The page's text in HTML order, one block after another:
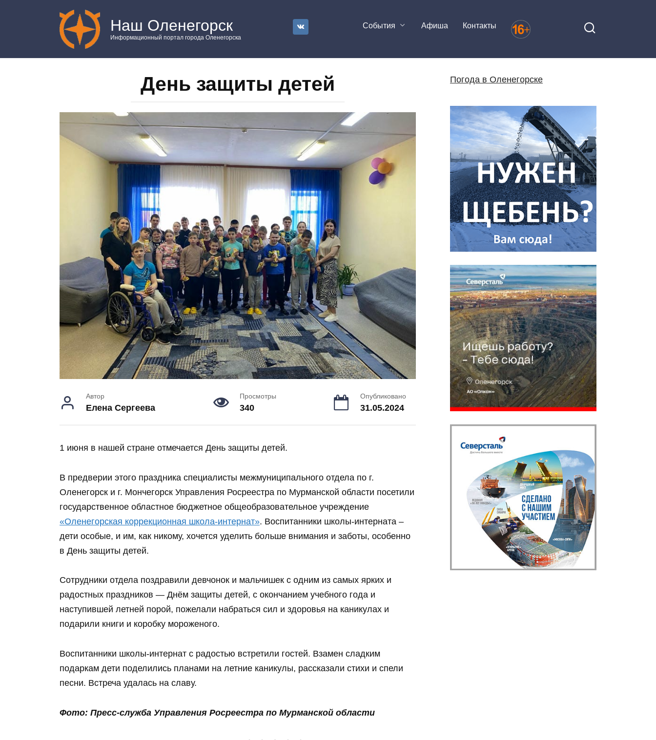
Наш Оленегорск
Информационный портал города Оленегорска
События Афиша Контакты
День защиты детей
Автор
Елена Сергеева
Просмотры
340
Опубликовано
31.05.2024
1 июня в нашей стране отмечается День защиты детей.
В предверии этого праздника специалисты межмуниципального отдела по г.
Оленегорск и г. Мончегорск Управления Росреестра по Мурманской области посетили
государственное областное бюджетное общеобразовательное учреждение
«Оленегорская коррекционная школа-интернат». Воспитанники школы-интерната –
дети особые, и им, как никому, хочется уделить больше внимания и заботы, особенно
в День защиты детей.
Сотрудники отдела поздравили девчонок и мальчишек с одним из самых ярких и
радостных праздников — Днём защиты детей, с окончанием учебного года и
наступившей летней порой, пожелали набраться сил и здоровья на каникулах и
подарили книги и коробку мороженого.
Воспитанники школы-интернат с радостью встретили гостей. Взамен сладким
подаркам дети поделились планами на летние каникулы, рассказали стихи и спели
песни. Встреча удалась на славу.
Фото: Пресс-служба Управления Росреестра по Мурманской области
Погода в Оленегорске